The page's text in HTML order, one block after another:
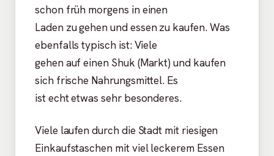
schon früh morgens in einen
Laden zu gehen und essen zu kaufen. Was
ebenfalls typisch ist: Viele
gehen auf einen Shuk (Markt) und kaufen
sich frische Nahrungsmittel. Es
ist echt etwas sehr besonderes.
Viele laufen durch die Stadt mit riesigen
Einkaufstaschen mit viel leckerem Essen